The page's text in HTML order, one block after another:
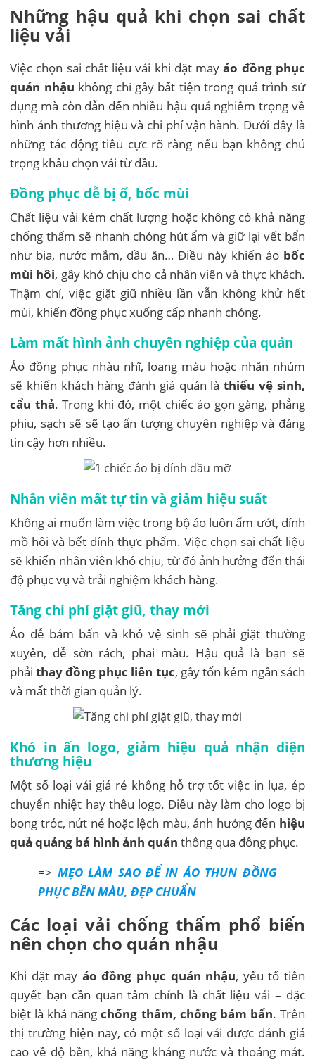
Những hậu quả khi chọn sai chất
liệu vải
Việc chọn sai chất liệu vải khi đặt mayáo đồng phục
quán nhậu không chỉ gây bất tiện trong quá trình sử
dụng mà còn dẫn đến nhiều hậu quả nghiêm trọng về
hình ảnh thương hiệu và chi phí vận hành. Dưới đây là
những tác động tiêu cực rõ ràng nếu bạn không chú
trọng khâu chọn vải từ đầu.
Đồng phục dễ bị ố, bốc mùi
Chất liệu vải kém chất lượng hoặc không có khả năng
chống thấm sẽ nhanh chóng hút ẩm và giữ lại vết bẩn
như bia, nước mắm, dầu ăn… Điều này khiến áo bốc
mùi hôi, gây khó chịu cho cả nhân viên và thực khách.
Thậm chí, việc giặt giũ nhiều lần vẫn không khử hết
mùi, khiến đồng phục xuống cấp nhanh chóng.
Làm mất hình ảnh chuyên nghiệp của quán
Áo đồng phục nhàu nhĩ, loang màu hoặc nhăn nhúm
sẽ khiến khách hàng đánh giá quán làthiếu vệ sinh,
cẩu thả. Trong khi đó, một chiếc áo gọn gàng, phẳng
phiu, sạch sẽ sẽ tạo ấn tượng chuyên nghiệp và đáng
tin cậy hơn nhiều.
Nhân viên mất tự tin và giảm hiệu suất
Không ai muốn làm việc trong bộ áo luôn ẩm ướt, dính
mồ hôi và bết dính thực phẩm. Việc chọn sai chất liệu
sẽ khiến nhân viên khó chịu, từ đó ảnh hưởng đến thái
độ phục vụ và trải nghiệm khách hàng.
Tăng chi phí giặt giũ, thay mới
Áo dễ bám bẩn và khó vệ sinh sẽ phải giặt thường
xuyên, dễ sờn rách, phai màu. Hậu quả là bạn sẽ
phảithay đồng phục liên tục, gây tốn kém ngân sách
và mất thời gian quản lý.
Khó in ấn logo, giảm hiệu quả nhận diện
thương hiệu
Một số loại vải giá rẻ không hỗ trợ tốt việc in lụa, ép
chuyển nhiệt hay thêu logo. Điều này làm cho logo bị
bong tróc, nứt nẻ hoặc lệch màu, ảnh hưởng đến hiệu
quả quảng bá hình ảnh quán thông qua đồng phục.
=> MẸO LÀM SAO ĐỂ IN ÁO THUN ĐỒNG
PHỤC BỀN MÀU, ĐẸP CHUẨN
Các loại vải chống thấm phổ biến
nên chọn cho quán nhậu
Khi đặt may áo đồng phục quán nhậu, yếu tố tiên
quyết bạn cần quan tâm chính là chất liệu vải – đặc
biệt là khả năngchống thấm, chống bám bẩn. Trên
thị trường hiện nay, có một số loại vải được đánh giá
cao về độ bền, khả năng kháng nước và thoáng mát.